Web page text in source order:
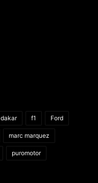
dakar f1 Ford
marc marquez
puromotor